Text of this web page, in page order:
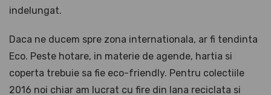
indelungat.
Daca ne ducem spre zona internationala, ar fi tendinta
Eco. Peste hotare, in materie de agende, hartia si
coperta trebuie sa fie eco-friendly. Pentru colectiile
2016 noi chiar am lucrat cu fire din lana reciclata si